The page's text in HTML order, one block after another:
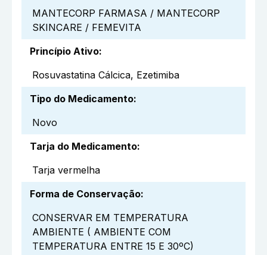
MANTECORP FARMASA / MANTECORP
SKINCARE / FEMEVITA
Princípio Ativo:
Rosuvastatina Cálcica, Ezetimiba
Tipo do Medicamento:
Novo
Tarja do Medicamento:
Tarja vermelha
Forma de Conservação:
CONSERVAR EM TEMPERATURA
AMBIENTE ( AMBIENTE COM
TEMPERATURA ENTRE 15 E 30ºC)